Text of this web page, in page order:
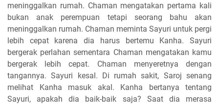
meninggalkan rumah. Chaman mengatakan pertama kali
bukan anak perempuan tetapi seorang bahu akan
meninggalkan rumah. Chaman meminta Sayuri untuk pergi
lebih cepat karena dia harus bertemu Kanha. Sayuri
bergerak perlahan sementara Chaman mengatakan kamu
bergerak lebih cepat. Chaman menyeretnya dengan
tangannya. Sayuri kesal. Di rumah sakit, Saroj senang
melihat Kanha masuk akal. Kanha bertanya tentang
Sayuri, apakah dia baik-baik saja? Saat dia merasa